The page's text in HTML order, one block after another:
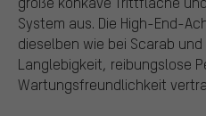
System aus. Die High-End-
dieselben wie bei Scarab
Langlebigkeit, reibungslose
Wartungsfreundlichkeit